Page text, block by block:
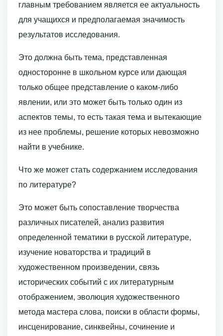
главным требованием является ее актуальность
для учащихся и предполагаемая значимость
результатов исследования.
Это должна быть тема, представленная
односторонне в школьном курсе или дающая
только общее представление о каком-либо
явлении, или это может быть только один из
аспектов темы, то есть такая тема и вытекающие
из нее проблемы, решение которых невозможно
найти в учебнике.
Что же может стать содержанием исследования
по литературе?
Это может быть сопоставление творчества
различных писателей, анализ развития
определенной тематики в русской литературе,
изучение новаторства и традиций в
художественном произведении, связь
исторических событий с их литературным
отображением, эволюция художественного
метода мастера слова, поиски в области формы,
инсценирование, синквейны, сочинение и